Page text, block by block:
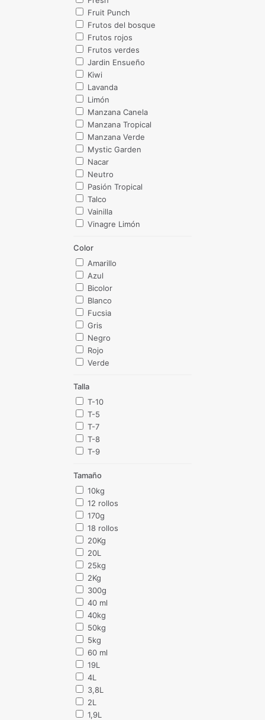
Fruit Punch
Frutos del bosque
Frutos rojos
Frutos verdes
Jardin Ensueño
Kiwi
Lavanda
Limón
Manzana Canela
Manzana Tropical
Manzana Verde
Mystic Garden
Nacar
Neutro
Pasión Tropical
Talco
Vainilla
Vinagre Limón
Color
Amarillo
Azul
Bicolor
Blanco
Fucsia
Gris
Negro
Rojo
Verde
Talla
T-10
T-5
T-7
T-8
T-9
Tamaño
10kg
12 rollos
170g
18 rollos
20Kg
20L
25kg
2Kg
300g
40 ml
40kg
50kg
5kg
60 ml
19L
4L
3,8L
2L
1,9L